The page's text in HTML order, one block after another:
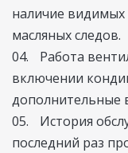
наличие
масляных следов.
Работа
включении
дополнительные
История
последний раз